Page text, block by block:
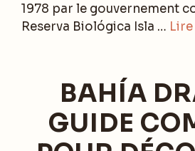
1978 par le gouvernement
Reserva Biológica Isla …
BAHÍA
GUIDE